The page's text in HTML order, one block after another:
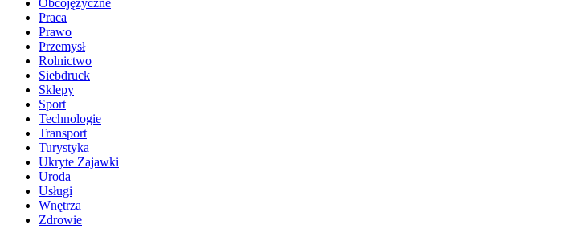
Obcojęzyczne
Praca
Prawo
Przemysł
Rolnictwo
Siebdruck
Sklepy
Sport
Technologie
Transport
Turystyka
Ukryte Zajawki
Uroda
Usługi
Wnętrza
Zdrowie